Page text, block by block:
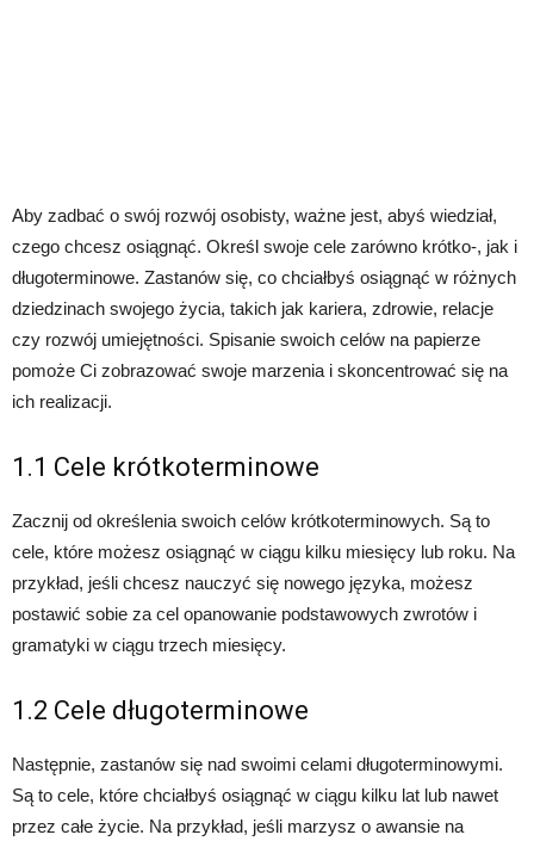
Aby zadbać o swój rozwój osobisty, ważne jest, abyś wiedział,
czego chcesz osiągnąć. Określ swoje cele zarówno krótko-, jak i
długoterminowe. Zastanów się, co chciałbyś osiągnąć w różnych
dziedzinach swojego życia, takich jak kariera, zdrowie, relacje
czy rozwój umiejętności. Spisanie swoich celów na papierze
pomoże Ci zobrazować swoje marzenia i skoncentrować się na
ich realizacji.
1.1 Cele krótkoterminowe
Zacznij od określenia swoich celów krótkoterminowych. Są to
cele, które możesz osiągnąć w ciągu kilku miesięcy lub roku. Na
przykład, jeśli chcesz nauczyć się nowego języka, możesz
postawić sobie za cel opanowanie podstawowych zwrotów i
gramatyki w ciągu trzech miesięcy.
1.2 Cele długoterminowe
Następnie, zastanów się nad swoimi celami długoterminowymi.
Są to cele, które chciałbyś osiągnąć w ciągu kilku lat lub nawet
przez całe życie. Na przykład, jeśli marzysz o awansie na